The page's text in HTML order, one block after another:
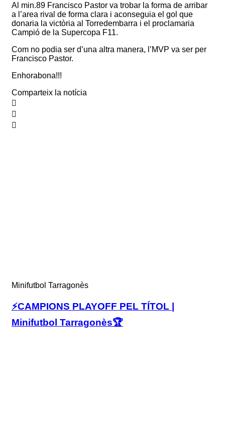
Al min.89 Francisco Pastor va trobar la forma de arribar
a l’area rival de forma clara i aconseguia el gol que
donaria la victòria al Torredembarra i el proclamaria
Campió de la Supercopa F11.
Com no podia ser d’una altra manera, l’MVP va ser per
Francisco Pastor.
Enhorabona!!!
Comparteix la notícia
Minifutbol Tarragonès
⚡️CAMPIONS PLAYOFF PEL TÍTOL |
Minifutbol Tarragonès🏆